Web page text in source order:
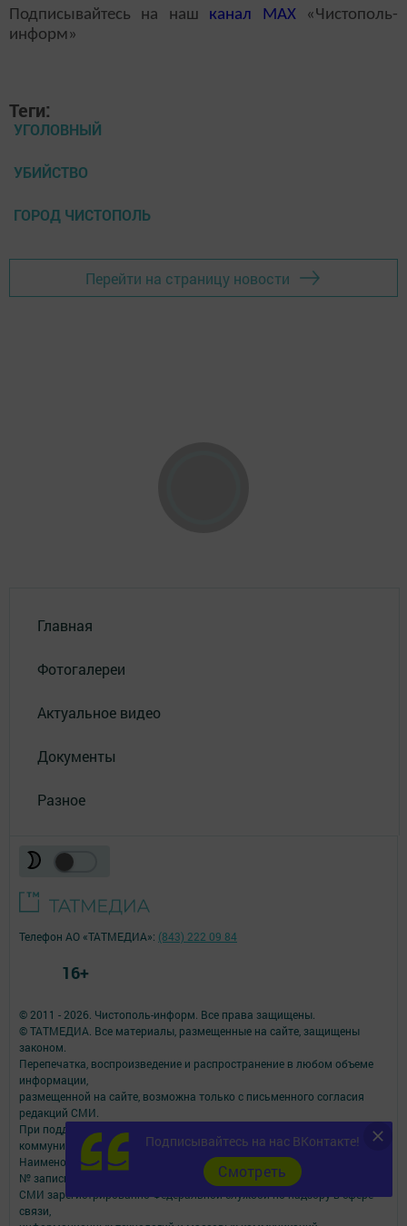
Подписывайтесь на наш канал MAX«Чистополь-
информ»
Теги:
УГОЛОВНЫЙ
УБИЙСТВО
ГОРОД ЧИСТОПОЛЬ
Перейти на страницу новости
Главная
Фотогалереи
Актуальное видео
Документы
Разное
Подписывайтесь на нас ВКонтакте!
Cмотреть
© 2011 - 2026. Чистополь-информ. Все права защищены.
© ТАТМЕДИА. Все материалы, размещенные на сайте, защищены
законом.
Перепечатка, воспроизведение и распространение в любом объеме
информации,
размещенной на сайте, возможна только с письменного согласия
редакций СМИ.
При поддержке Республиканского агентства по печати и массовым
коммуникациям.
Наименование СМИ: Чистополь-информ
№ записи о регистрации СМИ, дата: Эл №ФС77-73817 от 28.09.2018 г.
СМИ зарегистрированно Федеральной службой по надзору в сфере
связи,
Телефон АО «ТАТМЕДИА»: (843) 222 09 84
16+